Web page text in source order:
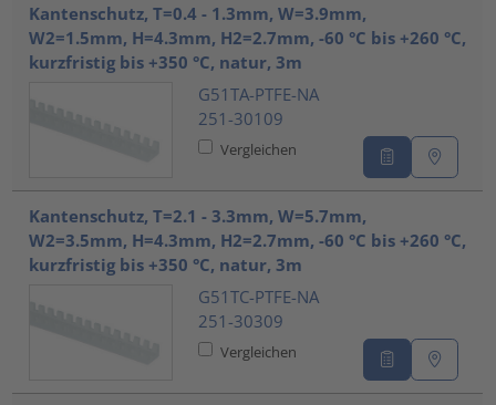
Kantenschutz, T=0.4 - 1.3mm, W=3.9mm,
W2=1.5mm, H=4.3mm, H2=2.7mm, -60 °C bis +260 °C,
kurzfristig bis +350 °C, natur, 3m
G51TA-PTFE-NA
251-30109
Vergleichen
Kantenschutz, T=2.1 - 3.3mm, W=5.7mm,
W2=3.5mm, H=4.3mm, H2=2.7mm, -60 °C bis +260 °C,
kurzfristig bis +350 °C, natur, 3m
G51TC-PTFE-NA
251-30309
Vergleichen